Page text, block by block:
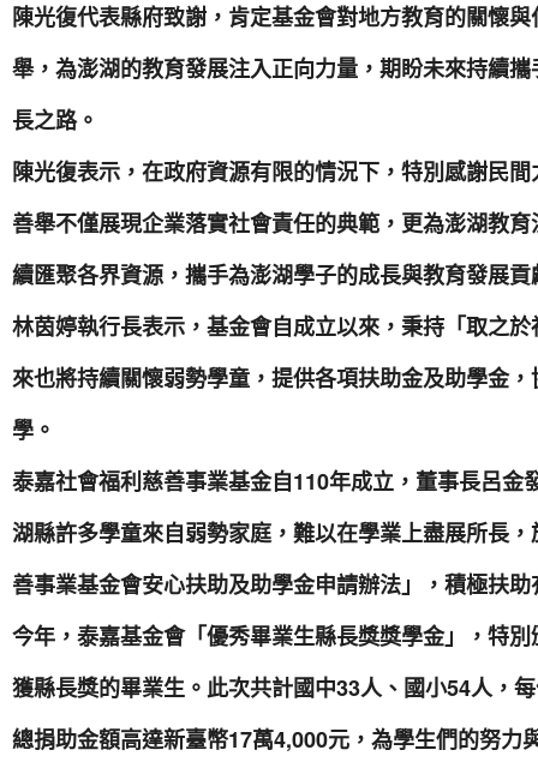
陳光復代表縣府致謝，肯定基金會對地方教育的關懷
舉，為澎湖的教育發展注入正向力量，期盼未來持續
長之路。
陳光復表示，在政府資源有限的情況下，特別感謝民
善舉不僅展現企業落實社會責任的典範，更為澎湖教
續匯聚各界資源，攜手為澎湖學子的成長與教育發展
林茵婷執行長表示，基金會自成立以來，秉持「取之
來也將持續關懷弱勢學童，提供各項扶助金及助學金
學。
泰嘉社會福利慈善事業基金自110年成立，董事長呂金
湖縣許多學童來自弱勢家庭，難以在學業上盡展所長
善事業基金會安心扶助及助學金申請辦法」，積極扶
今年，泰嘉基金會「優秀畢業生縣長獎獎學金」，特
獲縣長獎的畢業生。此次共計國中33人、國小54人，
總捐助金額高達新臺幣17萬4,000元，為學生們的努力